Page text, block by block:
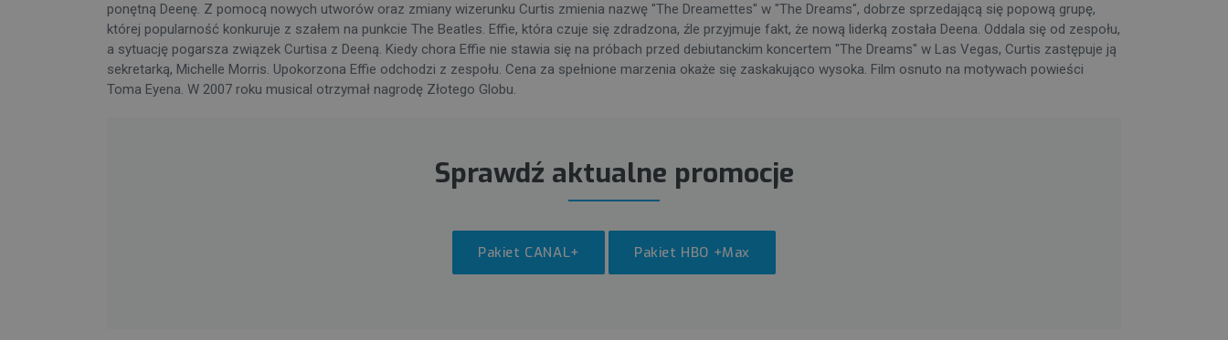
ponętną Deenę. Z pomocą nowych utworów oraz zmiany wizerunku Curtis zmienia nazwę "The Dreamettes" w "The Dreams", dobrze sprzedającą się popową grupę,
której popularność konkuruje z szałem na punkcie The Beatles. Effie, która czuje się zdradzona, źle przyjmuje fakt, że nową liderką została Deena. Oddala się od zespołu,
a sytuację pogarsza związek Curtisa z Deeną. Kiedy chora Effie nie stawia się na próbach przed debiutanckim koncertem "The Dreams" w Las Vegas, Curtis zastępuje ją
sekretarką, Michelle Morris. Upokorzona Effie odchodzi z zespołu. Cena za spełnione marzenia okaże się zaskakująco wysoka. Film osnuto na motywach powieści
Toma Eyena. W 2007 roku musical otrzymał nagrodę Złotego Globu.
Sprawdź aktualne promocje
Pakiet CANAL+ Pakiet HBO +Max